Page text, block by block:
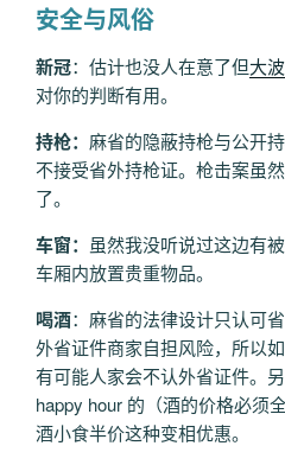
安全与风俗
新冠：估计也没人在意了但大
对你的判断有用。
持枪： 麻省的隐蔽持枪与公开
不接受省外持枪证。枪击案虽
了。
车窗： 虽然我没听说过这边有
车厢内放置贵重物品。
喝酒：麻省的法律设计只认可
外省证件商家自担风险，所以
有可能人家会不认外省证件。
happy hour 的（酒的价格必须
酒小食半价这种变相优惠。